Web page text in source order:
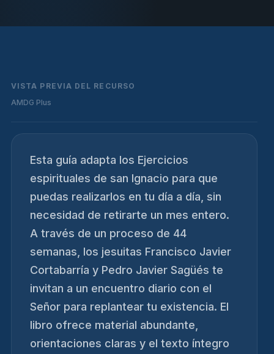
VISTA PREVIA DEL RECURSO
AMDG Plus
Esta guía adapta los Ejercicios
espirituales de san Ignacio para que
puedas realizarlos en tu día a día, sin
necesidad de retirarte un mes entero.
A través de un proceso de 44
semanas, los jesuitas Francisco Javier
Cortabarría y Pedro Javier Sagüés te
invitan a un encuentro diario con el
Señor para replantear tu existencia. El
libro ofrece material abundante,
orientaciones claras y el texto íntegro